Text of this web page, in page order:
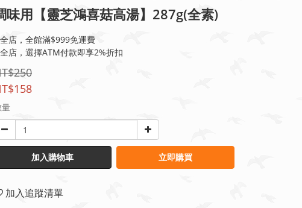
味用【靈芝鴻喜菇高湯】287g(全素)
全店，全館滿$999免運費
全店，選擇ATM付款即享2%折扣
加入購物車 立即購買
加入追蹤清單